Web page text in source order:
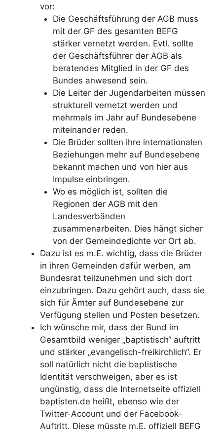
vor:
Die Geschäftsführung der AGB muss
mit der GF des gesamten BEFG
stärker vernetzt werden. Evtl. sollte
der Geschäftsführer der AGB als
beratendes Mitglied in der GF des
Bundes anwesend sein.
Die Leiter der Jugendarbeiten müssen
strukturell vernetzt werden und
mehrmals im Jahr auf Bundesebene
miteinander reden.
Die Brüder sollten ihre internationalen
Beziehungen mehr auf Bundesebene
bekannt machen und von hier aus
Impulse einbringen.
Wo es möglich ist, sollten die
Regionen der AGB mit den
Landesverbänden
zusammenarbeiten. Dies hängt sicher
von der Gemeindedichte vor Ort ab.
Dazu ist es m.E. wichtig, dass die Brüder
in ihren Gemeinden dafür werben, am
Bundesrat teilzunehmen und sich dort
einzubringen. Dazu gehört auch, dass sie
sich für Ämter auf Bundesebene zur
Verfügung stellen und Posten besetzen.
Ich wünsche mir, dass der Bund im
Gesamtbild weniger „baptistisch“ auftritt
und stärker „evangelisch-freikirchlich“. Er
soll natürlich nicht die baptistische
Identität verschweigen, aber es ist
ungünstig, dass die Internetseite offiziell
baptisten.de heißt, ebenso wie der
Twitter-Account und der Facebook-
Auftritt. Diese müsste m.E. offiziell BEFG